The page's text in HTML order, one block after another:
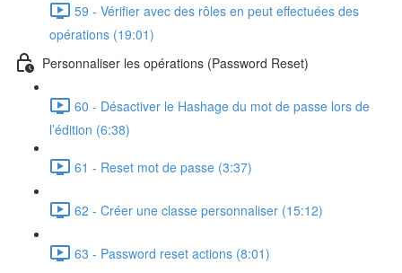
59 - Vérifier avec des rôles en peut effectuées des
opérations (19:01)
Personnaliser les opérations (Password Reset)
60 - Désactiver le Hashage du mot de passe lors de
l’édition (6:38)
61 - Reset mot de passe (3:37)
62 - Créer une classe personnaliser (15:12)
63 - Password reset actions (8:01)